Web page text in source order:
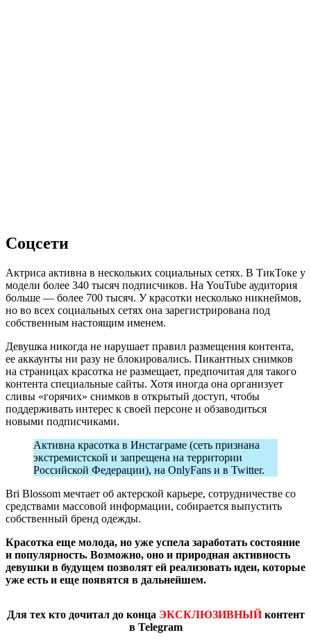
Соцсети
Актриса активна в нескольких социальных сетях. В ТикТоке у
модели более 340 тысяч подписчиков. На YouTube аудитория
больше — более 700 тысяч. У красотки несколько никнеймов,
но во всех социальных сетях она зарегистрирована под
собственным настоящим именем.
Девушка никогда не нарушает правил размещения контента,
ее аккаунты ни разу не блокировались. Пикантных снимков
на страницах красотка не размещает, предпочитая для такого
контента специальные сайты. Хотя иногда она организует
сливы «горячих» снимков в открытый доступ, чтобы
поддерживать интерес к своей персоне и обзаводиться
новыми подписчиками.
Активна красотка в Инстаграме (сеть признана
экстремистской и запрещена на территории
Российской Федерации), на OnlyFans и в Twitter.
Bri Blossom мечтает об актерской карьере, сотрудничестве со
средствами массовой информации, собирается выпустить
собственный бренд одежды.
Красотка еще молода, но уже успела заработать состояние
и популярность. Возможно, оно и природная активность
девушки в будущем позволят ей реализовать идеи, которые
уже есть и еще появятся в дальнейшем.
Для тех кто дочитал до конца ЭКСКЛЮЗИВНЫЙконтент
в Telegram